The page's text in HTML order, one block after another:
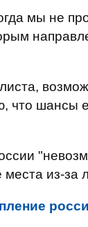
мы не
что шансы
места из-